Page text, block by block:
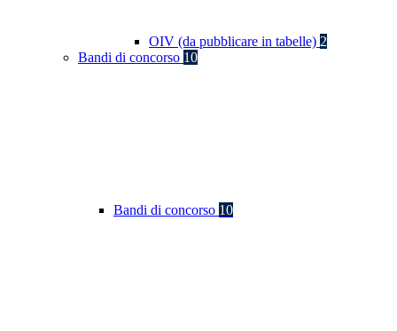
OIV (da pubblicare in tabelle) 2
Bandi di concorso 10
Bandi di concorso 10